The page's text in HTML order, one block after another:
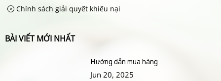
Chính sách giải quyết khiếu nại
BÀI VIẾT MỚI NHẤT
Hướng dẫn mua hàng
Jun 20, 2025